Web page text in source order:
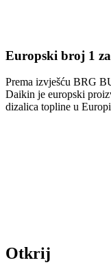
Europski broj 1
Prema izvješću BRG
Daikin je europski
dizalica topline u
Otkrij